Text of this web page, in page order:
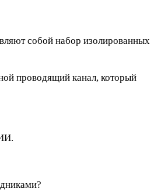
собой набор изолированных
проводящий канал, который